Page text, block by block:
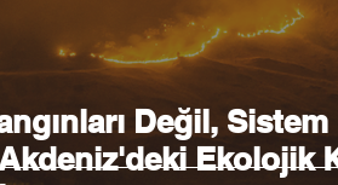
Değil, Sistem
Akdeniz'deki Ekolojik